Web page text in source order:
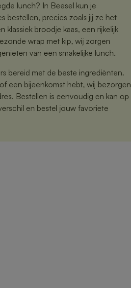
lunch? In Beesel kun je
bestellen, precies zoals jij ze het
klassiek broodje kaas, een rijkelijk
wrap met kip, wij zorgen
van een smakelijke lunch.
bereid met de beste ingrediënten.
een bijeenkomst hebt, wij bezorgen
Bestellen is eenvoudig en kan op
en bestel jouw favoriete